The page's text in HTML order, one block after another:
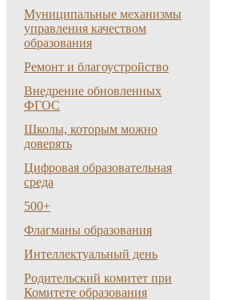
Муниципальные механизмы
управления качеством
образования
Ремонт и благоустройство
Внедрение обновленных
ФГОС
Школы, которым можно
доверять
Цифровая образовательная
среда
500+
Флагманы образования
Интеллектуальный день
Родительский комитет при
Комитете образования